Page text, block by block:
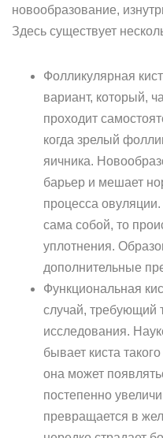
новообразование,
Здесь существует
Фолликулярная
вариант, который,
проходит
когда зрелый
яичника.
барьер и мешает
процесса
сама собой, то
уплотнения.
дополнительные
Функциональная
случай, требующий
исследования.
бывает киста
она может
постепенно
превращается в